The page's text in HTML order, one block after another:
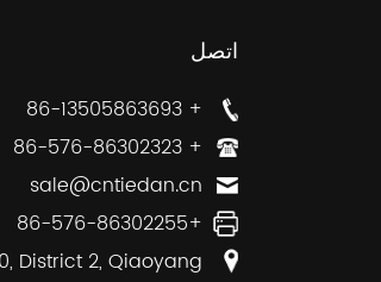
اتصل
+ 86-13505863693
+ 86-576-86302323
sale@cntiedan.cn
+86-576-86302255
District 2, Qiaoyang